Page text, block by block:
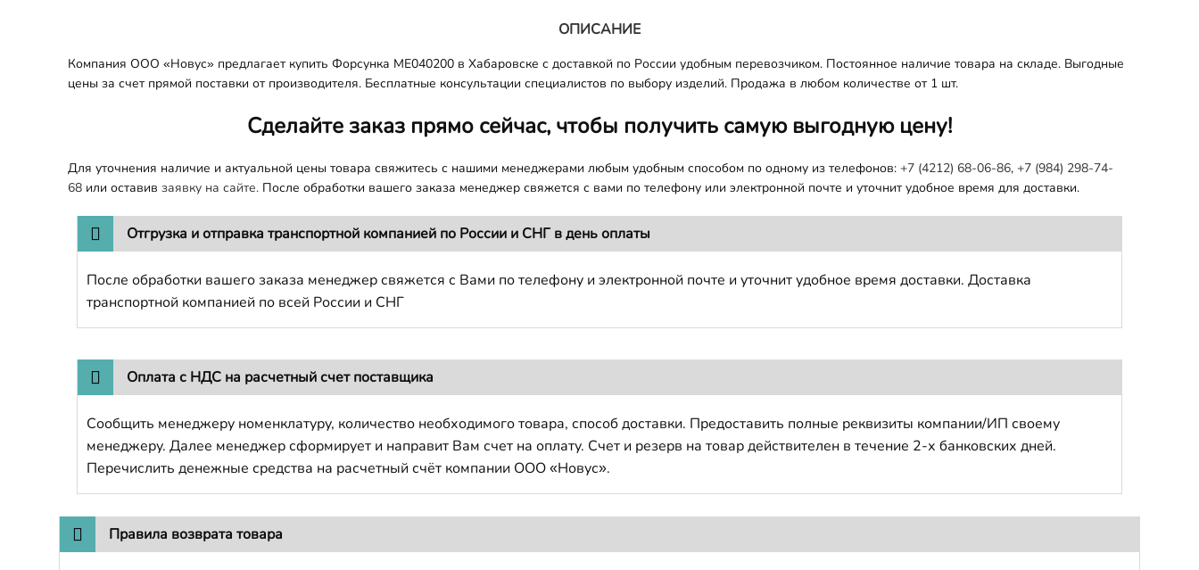
ОПИСАНИЕ
Компания ООО «Новус» предлагает купить Форсунка ME040200 в Хабаровске с доставкой по России удобным перевозчиком. Постоянное наличие товара на складе. Выгодные
цены за счет прямой поставки от производителя. Бесплатные консультации специалистов по выбору изделий. Продажа в любом количестве от 1 шт.
Сделайте заказ прямо сейчас, чтобы получить самую выгодную цену!
Для уточнения наличие и актуальной цены товара свяжитесь с нашими менеджерами любым удобным способом по одному из телефонов: +7 (4212) 68-06-86, +7 (984) 298-74-
68 или оставив заявку на сайте. После обработки вашего заказа менеджер свяжется с вами по телефону или электронной почте и уточнит удобное время для доставки.
Отгрузка и отправка транспортной компанией по России и СНГ в день оплаты
После обработки вашего заказа менеджер свяжется с Вами по телефону и электронной почте и уточнит удобное время доставки. Доставка
транспортной компанией по всей России и СНГ
Оплата с НДС на расчетный счет поставщика
Сообщить менеджеру номенклатуру, количество необходимого товара, способ доставки. Предоставить полные реквизиты компании/ИП своему
менеджеру. Далее менеджер сформирует и направит Вам счет на оплату. Счет и резерв на товар действителен в течение 2-х банковских дней.
Перечислить денежные средства на расчетный счёт компании ООО «Новус».
Правила возврата товара